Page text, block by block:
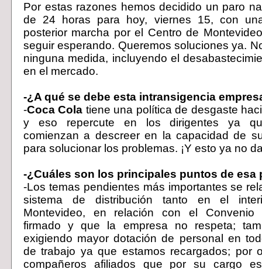
Por estas razones hemos decidido un paro
de 24 horas para hoy, viernes 15, con
posterior marcha por el Centro de
seguir esperando. Queremos soluciones ya.
ninguna medida, incluyendo el
en el mercado.
-¿A qué se debe esta intransigencia
-Coca Cola tiene una política de desgaste
y eso repercute en los dirigentes ya
comienzan a descreer en la capacidad de
para solucionar los problemas. ¡Y esto ya no
-¿Cuáles son los principales puntos de esa
-Los temas pendientes más importantes se
sistema de distribución tanto en el
Montevideo, en relación con el Convenio
firmado y que la empresa no respeta;
exigiendo mayor dotación de personal en
de trabajo ya que estamos recargados; por
compañeros afiliados que por su cargo